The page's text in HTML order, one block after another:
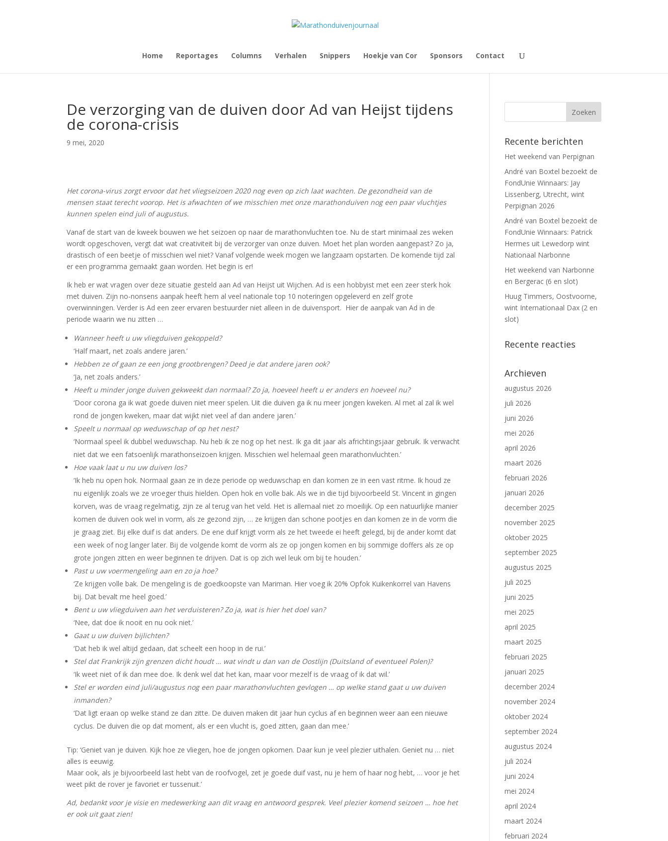
Home Reportages Columns Verhalen Snippers Hoekje van Cor Sponsors Contact
De verzorging van de duiven door Ad van Heijst tijdens
de corona-crisis
9 mei, 2020
Het corona-virus zorgt ervoor dat het vliegseizoen 2020 nog even op zich laat wachten. De gezondheid van de
mensen staat terecht voorop. Het is afwachten of we misschien met onze marathonduiven nog een paar vluchtjes
kunnen spelen eind juli of augustus.
Vanaf de start van de kweek bouwen we het seizoen op naar de marathonvluchten toe. Nu de start minimaal zes weken
wordt opgeschoven, vergt dat wat creativiteit bij de verzorger van onze duiven. Moet het plan worden aangepast? Zo ja,
drastisch of een beetje of misschien wel niet? Vanaf volgende week mogen we langzaam opstarten. De komende tijd zal
er een programma gemaakt gaan worden. Het begin is er!
Ik heb er wat vragen over deze situatie gesteld aan Ad van Heijst uit Wijchen. Ad is een hobbyist met een zeer sterk hok
met duiven. Zijn no-nonsens aanpak heeft hem al veel nationale top 10 noteringen opgeleverd en zelf grote
overwinningen. Verder is Ad een zeer ervaren bestuurder niet alleen in de duivensport. Hier de aanpak van Ad in de
periode waarin we nu zitten …
Wanneer heeft u uw vliegduiven gekoppeld?
‘Half maart, net zoals andere jaren.’
Hebben ze of gaan ze een jong grootbrengen? Deed je dat andere jaren ook?
‘Ja, net zoals anders.’
Heeft u minder jonge duiven gekweekt dan normaal? Zo ja, hoeveel heeft u er anders en hoeveel nu?
‘Door corona ga ik wat goede duiven niet meer spelen. Uit die duiven ga ik nu meer jongen kweken. Al met al zal ik wel
rond de jongen kweken, maar dat wijkt niet veel af dan andere jaren.’
Speelt u normaal op weduwschap of op het nest?
‘Normaal speel ik dubbel weduwschap. Nu heb ik ze nog op het nest. Ik ga dit jaar als africhtingsjaar gebruik. Ik verwacht
niet dat we een fatsoenlijk marathonseizoen krijgen. Misschien wel helemaal geen marathonvluchten.’
Hoe vaak laat u nu uw duiven los?
‘Ik heb nu open hok. Normaal gaan ze in deze periode op weduwschap en dan komen ze in een vast ritme. Ik houd ze
nu eigenlijk zoals we ze vroeger thuis hielden. Open hok en volle bak. Als we in die tijd bijvoorbeeld St. Vincent in gingen
korven, was de vraag regelmatig, zijn ze al terug van het veld. Het is allemaal niet zo moeilijk. Op een natuurlijke manier
komen de duiven ook wel in vorm, als ze gezond zijn, … ze krijgen dan schone pootjes en dan komen ze in de vorm die
je graag ziet. Bij elke duif is dat anders. De ene duif krijgt vorm als ze het tweede ei heeft gelegd, bij de ander komt dat
een week of nog langer later. Bij de volgende komt de vorm als ze op jongen komen en bij sommige doffers als ze op
grote jongen zitten en weer beginnen te drijven. Dat is op zich wel leuk om bij te houden.’
Past u uw voermengeling aan en zo ja hoe?
‘Ze krijgen volle bak. De mengeling is de goedkoopste van Mariman. Hier voeg ik 20% Opfok Kuikenkorrel van Havens
bij. Dat bevalt me heel goed.’
Bent u uw vliegduiven aan het verduisteren? Zo ja, wat is hier het doel van?
‘Nee, dat doe ik nooit en nu ook niet.’
Gaat u uw duiven bijlichten?
‘Dat heb ik wel altijd gedaan, dat scheelt een hoop in de rui.’
Stel dat Frankrijk zijn grenzen dicht houdt … wat vindt u dan van de Oostlijn (Duitsland of eventueel Polen)?
‘Ik weet niet of ik dan mee doe. Ik denk wel dat het kan, maar voor mezelf is de vraag of ik dat wil.’
Stel er worden eind juli/augustus nog een paar marathonvluchten gevlogen … op welke stand gaat u uw duiven
inmanden?
‘Dat ligt eraan op welke stand ze dan zitte. De duiven maken dit jaar hun cyclus af en beginnen weer aan een nieuwe
cyclus. De duiven die op dat moment, als er een vlucht is, goed zitten, gaan dan mee.’
Tip: ‘Geniet van je duiven. Kijk hoe ze vliegen, hoe de jongen opkomen. Daar kun je veel plezier uithalen. Geniet nu … niet
alles is eeuwig.
Maar ook, als je bijvoorbeeld last hebt van de roofvogel, zet je goede duif vast, nu je hem of haar nog hebt, … voor je het
weet pikt de rover je favoriet er tussenuit.’
Ad, bedankt voor je visie en medewerking aan dit vraag en antwoord gesprek. Veel plezier komend seizoen … hoe het
er ook uit gaat zien!
Recente berichten
Het weekend van Perpignan
André van Boxtel bezoekt de
FondUnie Winnaars: Jay
Lissenberg, Utrecht, wint
Perpignan 2026
André van Boxtel bezoekt de
FondUnie Winnaars: Patrick
Hermes uit Lewedorp wint
Nationaal Narbonne
Het weekend van Narbonne
en Bergerac (6 en slot)
Huug Timmers, Oostvoorne,
wint Internationaal Dax (2 en
slot)
Recente reacties
Archieven
augustus 2026
juli 2026
juni 2026
mei 2026
april 2026
maart 2026
februari 2026
januari 2026
december 2025
november 2025
oktober 2025
september 2025
augustus 2025
juli 2025
juni 2025
mei 2025
april 2025
maart 2025
februari 2025
januari 2025
december 2024
november 2024
oktober 2024
september 2024
augustus 2024
juli 2024
juni 2024
mei 2024
april 2024
maart 2024
februari 2024